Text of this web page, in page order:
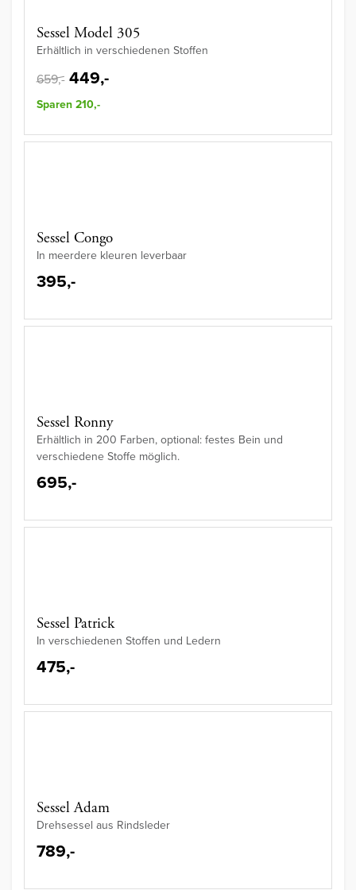
Sessel Model 305
Erhältlich in verschiedenen Stoffen
659,- 449,-
Sparen 210,-
Sessel Congo
In meerdere kleuren leverbaar
395,-
Sessel Ronny
Erhältlich in 200 Farben, optional: festes Bein und
verschiedene Stoffe möglich.
695,-
Sessel Patrick
In verschiedenen Stoffen und Ledern
475,-
Sessel Adam
Drehsessel aus Rindsleder
789,-